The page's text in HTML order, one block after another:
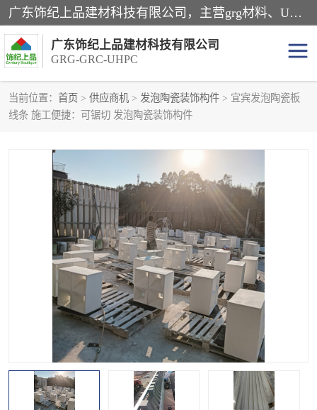
广东饰纪上品建材科技有限公司，主营grg材料、UHPC板、grc构件、uhpc幕墙板、grg厂家、grc厂家、uhpc厂家、GRG吊顶、grg石膏板、grg构件、外墙grc线条、grg造型、grg材料定制，uhpc高性能混凝土，uhpc构件，uhpc镂空挂板，grg材料生产厂家，广东grg厂家，广东grc厂家，联系方式*，2万平厂房，如果您对我公司的产品服务感兴趣，请联系我们。
广东饰纪上品建材科技有限公司
GRG-GRC-UHPC
当前位置： 首页 > 供应商机 > 发泡陶瓷装饰构件 > 宜宾发泡陶瓷板
线条 施工便捷：可锯切 发泡陶瓷装饰构件
GRG构件 GRC构件
UHPC构件
GRG造型 GRC厂家
GRG吊顶 GRG材料生产厂家
UHPC幕墙板 GRC树池坐凳
UHPC树池坐凳